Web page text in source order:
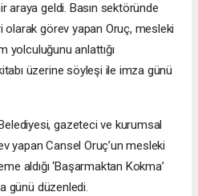
araya geldi. Basın sektöründe
olarak görev yapan Oruç, mesleki
yolculuğunu anlattığı
üzerine söyleşi ile imza günü
gazeteci ve kurumsal
yapan Cansel Oruç’un mesleki
aldığı ‘Başarmaktan Kokma’
günü düzenledi.